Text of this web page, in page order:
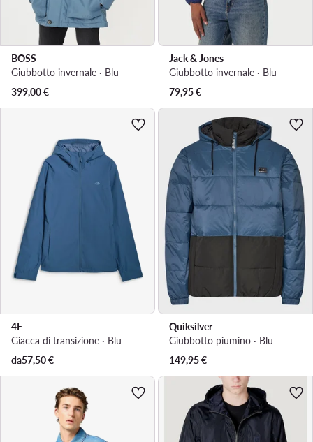
BOSS
Giubbotto invernale · Blu
399,00€
Jack & Jones
Giubbotto invernale · Blu
79,95€
4F
Giacca di transizione · Blu
da57,50€
Quiksilver
Giubbotto piumino · Blu
149,95€